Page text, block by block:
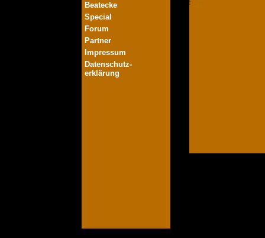
Beatecke
Special
Forum
Partner
Impressum
Datenschutz-
erklärung